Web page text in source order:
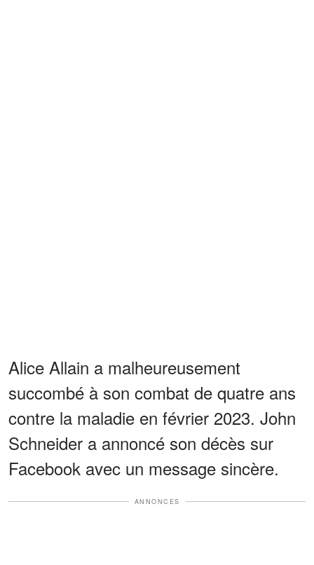
Alice Allain a malheureusement
succombé à son combat de quatre ans
contre la maladie en février 2023. John
Schneider a annoncé son décès sur
Facebook avec un message sincère.
ANNONCES